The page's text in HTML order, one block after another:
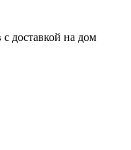
доставкой на дом